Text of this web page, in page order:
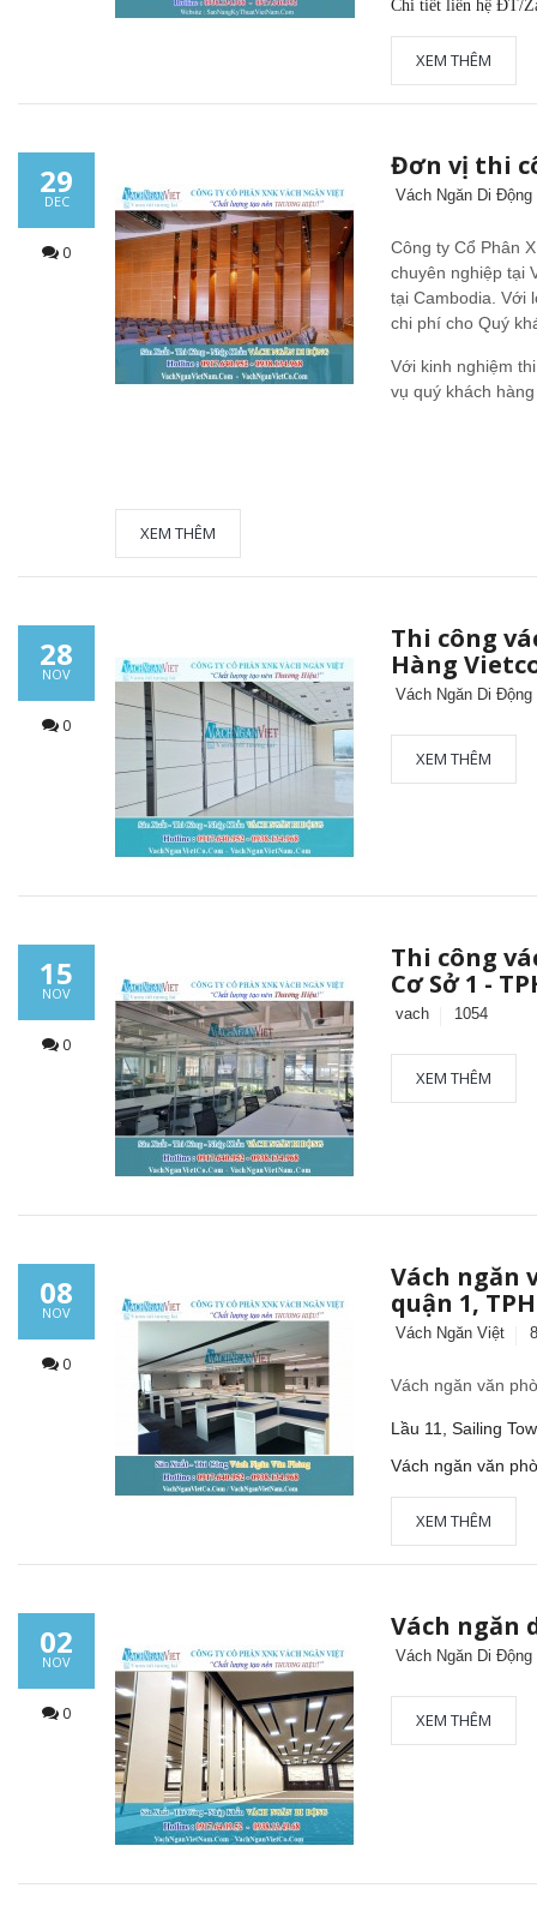
Chi tiết liên hệ ĐT/
XEM THÊM
29
DEC
0
Đơn vị thi
Vách Ngăn Di Động
Công ty Cổ Phân
chuyên nghiệp tại
tại Cambodia. Với
chi phí cho Quý
Với kinh nghiệm
vụ quý khách
XEM THÊM
28
NOV
0
Thi công
Hàng
Vách Ngăn Di Động
XEM THÊM
15
NOV
0
Thi công
Cơ Sở 1 -
vach 1054
XEM THÊM
08
NOV
0
Vách ngăn
quận 1,
Vách Ngăn Việt
Vách ngăn văn
Lầu 11, Sailing
Vách ngăn văn
XEM THÊM
02
NOV
0
Vách ngăn
Vách Ngăn Di Động
XEM THÊM